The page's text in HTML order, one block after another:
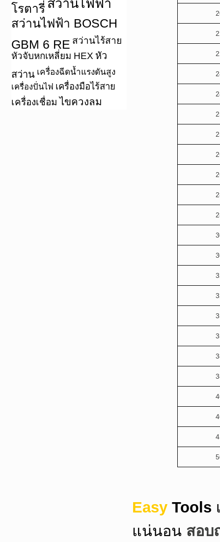
โรตารี่ สว่านไฟฟ้า
สว่านไฟฟ้า BOSCH
GBM 6 RE สว่านไร้สาย
หัวจับหกเหลี่ยม HEX หัว
สว่าน เครื่องฉีดน้ำแรงดันสูง
เครื่องปั่นไฟ เครื่องมือไร้สาย
เครื่องเชื่อม ไขควงลม
Easy Tools
แน่นอน สอบ